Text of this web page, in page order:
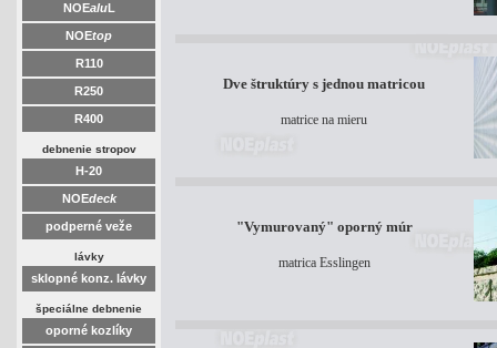
NOEaluL
NOEtop
R110
R250
R400
debnenie stropov
H-20
NOEdeck
podperné veže
lávky
sklopné konz. lávky
špeciálne debnenie
oporné kozlíky
Dve štruktúry s jednou matricou
matrice na mieru
"Vymurovaný" oporný múr
matrica Esslingen